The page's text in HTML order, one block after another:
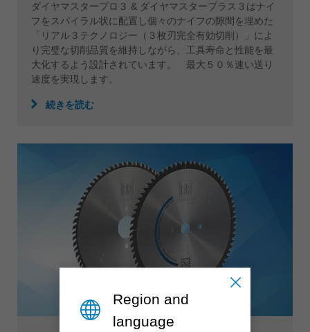
ダイヤマスタープロ３ & ダイヤマスタープラス３はナイ
フをスパイラル状に配置し個々のナイフの隙間を埋めた
「リアル３テクノロジー（３枚刃完全有効切削）」によ
り完璧な切削品質を維持しながら、工具寿命と性能を最
大化するよう設計されています。 最大５０％速い送り
速度を実現します。
続きを読む
Region and
language